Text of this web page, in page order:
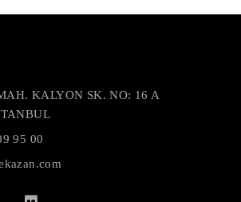
KALYON SK. NO: 16 A
95 00